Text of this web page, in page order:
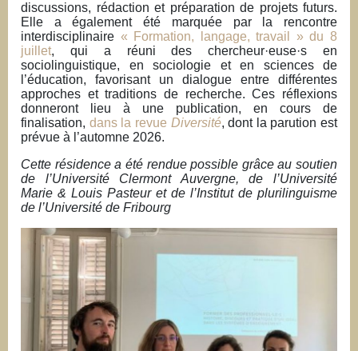
discussions, rédaction et préparation de projets futurs.
Elle a également été marquée par la rencontre
interdisciplinaire « Formation, langage, travail » du 8
juillet, qui a réuni des chercheur·euse·s en
sociolinguistique, en sociologie et en sciences de
l’éducation, favorisant un dialogue entre différentes
approches et traditions de recherche. Ces réflexions
donneront lieu à une publication, en cours de
finalisation, dans la revue Diversité, dont la parution est
prévue à l’automne 2026.
Cette résidence a été rendue possible grâce au soutien
de l’Université Clermont Auvergne, de l’Université
Marie & Louis Pasteur et de l’Institut de plurilinguisme
de l’Université de Fribourg